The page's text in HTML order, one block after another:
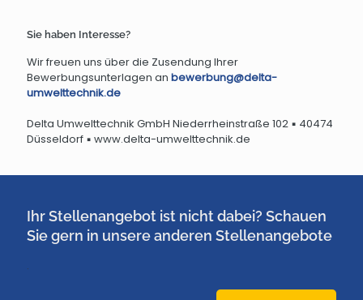
Sie haben Interesse?
Wir freuen uns über die Zusendung Ihrer
Bewerbungsunterlagen an bewerbung@delta-
umwelttechnik.de
Delta Umwelttechnik GmbH Niederrheinstraße 102 ▪ 40474
Düsseldorf ▪ www.delta-umwelttechnik.de
Ihr Stellenangebot ist nicht dabei? Schauen
Sie gern in unsere anderen Stellenangebote
.